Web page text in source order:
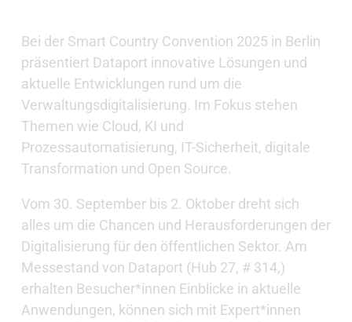
Bei der Smart Country Convention 2025 in Berlin
präsentiert Dataport innovative Lösungen und
aktuelle Entwicklungen rund um die
Verwaltungsdigitalisierung. Im Fokus stehen
Themen wie Cloud, KI und
Prozessautomatisierung, IT-Sicherheit, digitale
Transformation und Open Source.
Vom 30. September bis 2. Oktober dreht sich
alles um die Chancen und Herausforderungen der
Digitalisierung für den öffentlichen Sektor. Am
Messestand von Dataport (Hub 27, # 314,)
erhalten Besucher*innen Einblicke in aktuelle
Anwendungen, können sich mit Expert*innen